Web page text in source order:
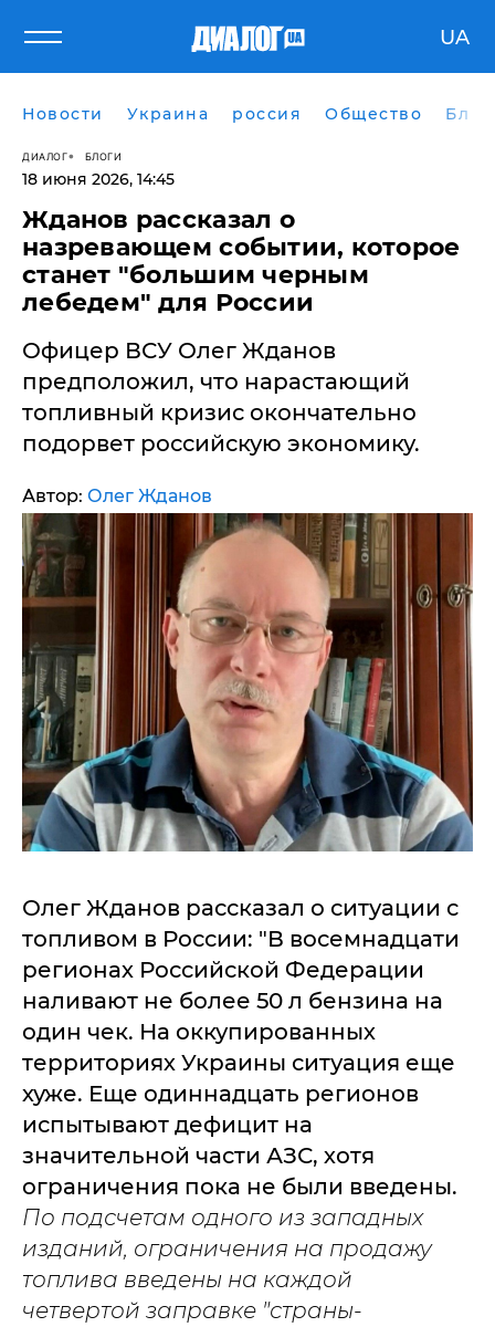
UA
Новости Украина россия Общество
ДИАЛОГ БЛОГИ
18 июня 2026, 14:45
Жданов рассказал о
назревающем событии, которое
станет "большим черным
лебедем" для России
Офицер ВСУ Олег Жданов
предположил, что нарастающий
топливный кризис окончательно
подорвет российскую экономику.
Автор: Олег Жданов
Олег Жданов рассказал о ситуации с
топливом в России: "В восемнадцати
регионах Российской Федерации
наливают не более 50 л бензина на
один чек. На оккупированных
территориях Украины ситуация еще
хуже. Еще одиннадцать регионов
испытывают дефицит на
значительной части АЗС, хотя
ограничения пока не были введены.
По подсчетам одного из западных
изданий, ограничения на продажу
топлива введены на каждой
четвертой заправке "страны-